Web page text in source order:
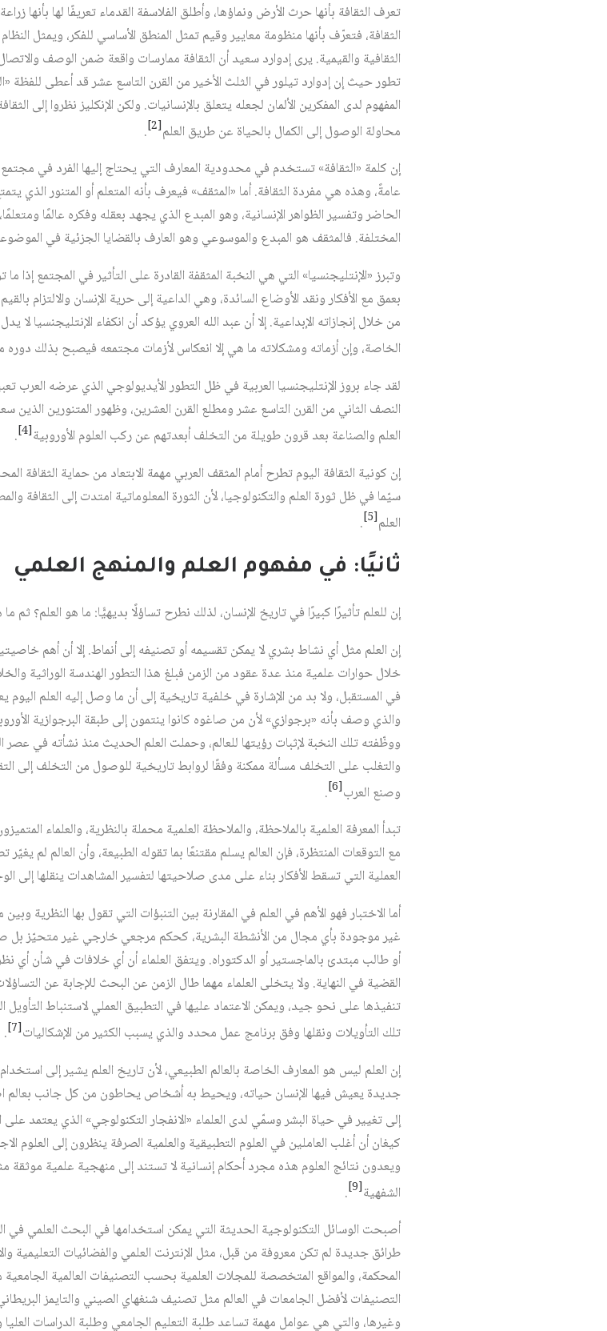
تعرف الثقافة بأنها حرث الأرض ونماؤها، وأطلق الفلاسفة القدماء تعريفًا لها بأنها
الثقافة، فتعرّف بأنها منظومة معايير وقيم تمثل المنطق الأساسي للفكر، ويمثل
الثقافية والقيمية. يرى إدوارد سعيد أن الثقافة ممارسات واقعة ضمن الوصف
تطور حيث إن إدوارد تيلور في الثلث الأخير من القرن التاسع عشر قد أعطى للفظة
المفهوم لدى المفكرين الألمان لجعله يتعلق بالإنسانيات. ولكن الإنكليز نظروا إلى
محاولة الوصول إلى الكمال بالحياة عن طريق العلم[2]
.
إن كلمة «الثقافة» تستخدم في محدودية المعارف التي يحتاج إليها الفرد في
عامةً، وهذه هي مفردة الثقافة. أما «المثقف» فيعرف بأنه المتعلم أو المتنور الذي
الحاضر وتفسير الظواهر الإنسانية، وهو المبدع الذي يجهد بعقله وفكره عالمًا
المختلفة. فالمثقف هو المبدع والموسوعي وهو العارف بالقضايا الجزئية في
وتبرز «الإنتليجنسيا» التي هي النخبة المثقفة القادرة على التأثير في المجتمع إذا
بعمق مع الأفكار ونقد الأوضاع السائدة، وهي الداعية إلى حرية الإنسان والالتزام
من خلال إنجازاته الإبداعية. إلا أن عبد الله العروي يؤكد أن انكفاء الإنتليجنسيا
الخاصة، وإن أزماته ومشكلاته ما هي إلا انعكاس لأزمات مجتمعه فيصبح بذلك دوره
لقد جاء بروز الإنتليجنسيا العربية في ظل التطور الأيديولوجي الذي عرضه العرب
النصف الثاني من القرن التاسع عشر ومطلع القرن العشرين، وظهور المتنورين
العلم والصناعة بعد قرون طويلة من التخلف أبعدتهم عن ركب العلوم الأوروبية[4]
.
إن كونية الثقافة اليوم تطرح أمام المثقف العربي مهمة الابتعاد من حماية الثقافة
سيّما في ظل ثورة العلم والتكنولوجيا، لأن الثورة المعلوماتية امتدت إلى الثقافة
العلم[5]
.
ثانيًا: في مفهوم العلم والمنهج العلمي
إن للعلم تأثيرًا كبيرًا في تاريخ الإنسان، لذلك نطرح تساؤلًا بديهيًّا: ما هو العلم؟ ثم
إن العلم مثل أي نشاط بشري لا يمكن تقسيمه أو تصنيفه إلى أنماط. إلا أن أهم
خلال حوارات علمية منذ عدة عقود من الزمن فبلغ هذا التطور الهندسة الوراثية
في المستقبل، ولا بد من الإشارة في خلفية تاريخية إلى أن ما وصل إليه العلم
والذي وصف بأنه «برجوازي» لأن من صاغوه كانوا ينتمون إلى طبقة البرجوازية
ووظّفته تلك النخبة لإثبات رؤيتها للعالم، وحملت العلم الحديث منذ نشأته في عصر
والتغلب على التخلف مسألة ممكنة وفقًا لروابط تاريخية للوصول من التخلف إلى
وصنع العرب[6]
.
تبدأ المعرفة العلمية بالملاحظة، والملاحظة العلمية محملة بالنظرية، والعلماء
مع التوقعات المنتظرة، فإن العالم يسلم مقتنعًا بما تقوله الطبيعة، وأن العالم لم
العملية التي تسقط الأفكار بناء على مدى صلاحيتها لتفسير المشاهدات ينقلها إلى
أما الاختبار فهو الأهم في العلم في المقارنة بين التنبؤات التي تقول بها النظرية
غير موجودة بأي مجال من الأنشطة البشرية، كحكم مرجعي خارجي غير متحيّز بل
أو طالب مبتدئ بالماجستير أو الدكتوراه. ويتفق العلماء أن أي خلافات في شأن
القضية في النهاية. ولا يتخلى العلماء مهما طال الزمن عن البحث للإجابة عن
تنفيذها على نحو جيد، ويمكن الاعتماد عليها في التطبيق العملي لاستنباط
تلك التأويلات ونقلها وفق برنامج عمل محدد والذي يسبب الكثير من الإشكاليات[7]
.
إن العلم ليس هو المعارف الخاصة بالعالم الطبيعي، لأن تاريخ العلم يشير إلى
جديدة يعيش فيها الإنسان حياته، ويحيط به أشخاص يحاطون من كل جانب بعالم
إلى تغيير في حياة البشر وسمّي لدى العلماء «الانفجار التكنولوجي» الذي يعتمد
كيغان أن أغلب العاملين في العلوم التطبيقية والعلمية الصرفة ينظرون إلى العلوم
ويعدون نتائج العلوم هذه مجرد أحكام إنسانية لا تستند إلى منهجية علمية موثقة
الشفهية[9]
.
أصبحت الوسائل التكنولوجية الحديثة التي يمكن استخدامها في البحث العلمي في
طرائق جديدة لم تكن معروفة من قبل، مثل الإنترنت العلمي والفضائيات التعليمية
المحكمة، والمواقع المتخصصة للمجلات العلمية بحسب التصنيفات العالمية
التصنيفات لأفضل الجامعات في العالم مثل تصنيف شنغهاي الصيني والتايمز
وغيرها، والتي هي عوامل مهمة تساعد طلبة التعليم الجامعي وطلبة الدراسات